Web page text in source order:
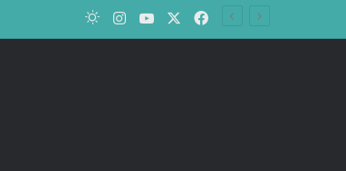
فيسبوك‫YouTube
انستقرامالوضع المظلم